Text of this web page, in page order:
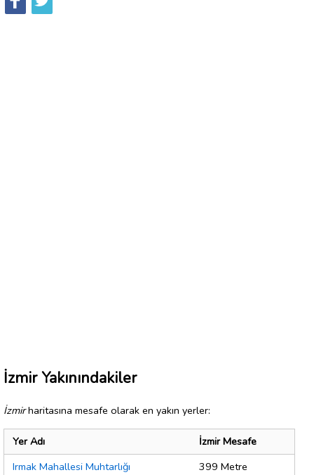
İzmir Yakınındakiler
İzmirharitasına mesafe olarak en yakın yerler:
Yer Adı
İzmir Mesafe
Irmak Mahallesi Muhtarlığı
399 Metre